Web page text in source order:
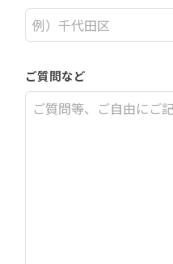
ご質問など